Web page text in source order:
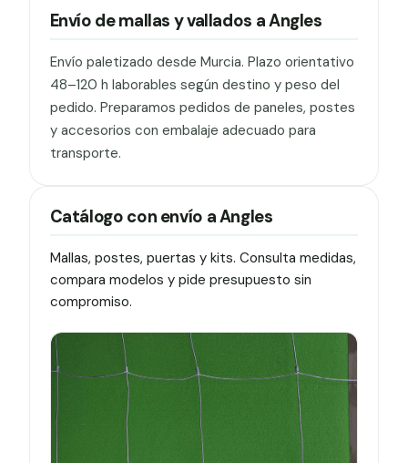
Envío de mallas y vallados a Angles
Envío paletizado desde Murcia. Plazo orientativo
48–120 h laborables según destino y peso del
pedido. Preparamos pedidos de paneles, postes
y accesorios con embalaje adecuado para
transporte.
Catálogo con envío a Angles
Mallas, postes, puertas y kits. Consulta medidas,
compara modelos y pide presupuesto sin
compromiso.